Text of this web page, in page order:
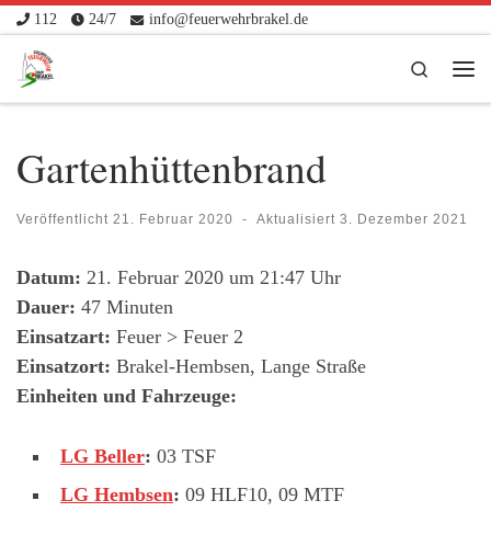
Zum Inhalt springen
112 24/7 info@feuerwehrbrakel.de
Search
Gartenhüttenbrand
Veröffentlicht 21. Februar 2020 - Aktualisiert 3. Dezember 2021
Datum: 21. Februar 2020 um 21:47 Uhr
Dauer: 47 Minuten
Einsatzart: Feuer > Feuer 2
Einsatzort: Brakel-Hembsen, Lange Straße
Einheiten und Fahrzeuge:
LG Beller: 03 TSF
LG Hembsen: 09 HLF10, 09 MTF